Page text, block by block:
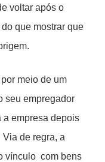
voltar após o
que mostrar que
meio de um
seu empregador
a empresa depois
de regra, a
vínculo com bens